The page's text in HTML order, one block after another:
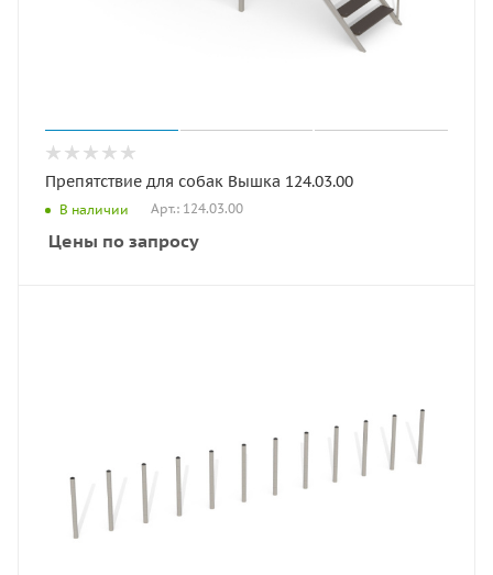
Препятствие для собак Вышка 124.03.00
В наличии Арт.: 124.03.00
Цены по запросу